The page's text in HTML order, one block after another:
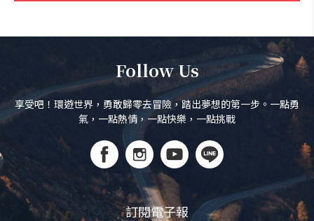
Follow Us
享受吧！環遊世界，勇敢歸零去冒險，踏出夢想的第一步。一點勇
氣，一點熱情，一點快樂，一點挑戰
訂閱電子報